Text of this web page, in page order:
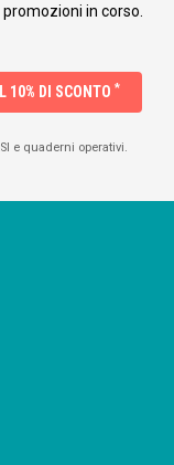
in corso.
10% DI SCONTO *
e quaderni operativi.